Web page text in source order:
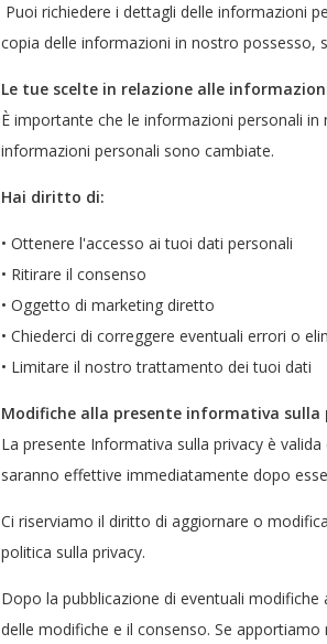
Puoi richiedere i dettagli delle informazioni
copia delle informazioni in nostro possesso,
Le tue scelte in relazione alle
È importante che le informazioni personali
informazioni personali sono cambiate.
Hai diritto di:
• Ottenere l'accesso ai tuoi dati personali
• Ritirare il consenso
• Oggetto di marketing diretto
• Chiederci di correggere eventuali errori o
• Limitare il nostro trattamento dei tuoi dati
Modifiche alla presente informativa sulla
La presente Informativa sulla privacy è
saranno effettive immediatamente dopo
Ci riserviamo il diritto di aggiornare o
politica sulla privacy.
Dopo la pubblicazione di eventuali
delle modifiche e il consenso. Se